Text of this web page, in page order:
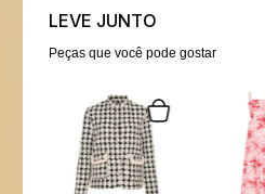
LEVE JUNTO
Peças que você pode gostar